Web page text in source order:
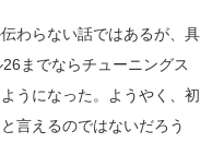
わらない話ではあるが、具
までならチューニングス
うになった。ようやく、初
言えるのではないだろう